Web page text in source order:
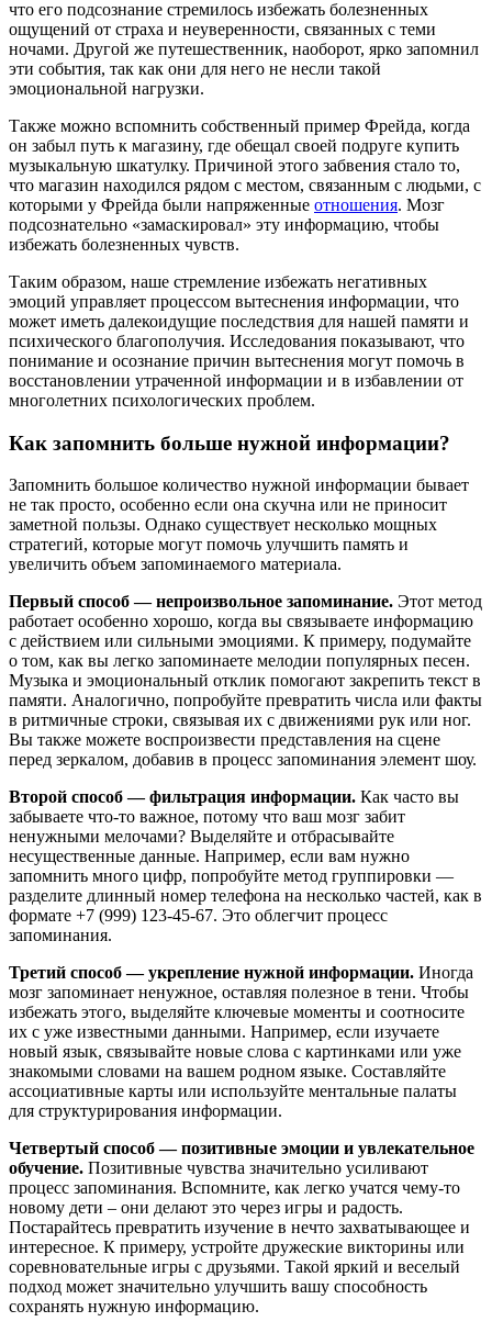
что его подсознание стремилось избежать болезненных
ощущений от страха и неуверенности, связанных с теми
ночами. Другой же путешественник, наоборот, ярко запомнил
эти события, так как они для него не несли такой
эмоциональной нагрузки.
Также можно вспомнить собственный пример Фрейда, когда
он забыл путь к магазину, где обещал своей подруге купить
музыкальную шкатулку. Причиной этого забвения стало то,
что магазин находился рядом с местом, связанным с людьми, с
которыми у Фрейда были напряженные отношения. Мозг
подсознательно «замаскировал» эту информацию, чтобы
избежать болезненных чувств.
Таким образом, наше стремление избежать негативных
эмоций управляет процессом вытеснения информации, что
может иметь далекоидущие последствия для нашей памяти и
психического благополучия. Исследования показывают, что
понимание и осознание причин вытеснения могут помочь в
восстановлении утраченной информации и в избавлении от
многолетних психологических проблем.
Как запомнить больше нужной информации?
Запомнить большое количество нужной информации бывает
не так просто, особенно если она скучна или не приносит
заметной пользы. Однако существует несколько мощных
стратегий, которые могут помочь улучшить память и
увеличить объем запоминаемого материала.
Первый способ — непроизвольное запоминание. Этот метод
работает особенно хорошо, когда вы связываете информацию
с действием или сильными эмоциями. К примеру, подумайте
о том, как вы легко запоминаете мелодии популярных песен.
Музыка и эмоциональный отклик помогают закрепить текст в
памяти. Аналогично, попробуйте превратить числа или факты
в ритмичные строки, связывая их с движениями рук или ног.
Вы также можете воспроизвести представления на сцене
перед зеркалом, добавив в процесс запоминания элемент шоу.
Второй способ — фильтрация информации. Как часто вы
забываете что-то важное, потому что ваш мозг забит
ненужными мелочами? Выделяйте и отбрасывайте
несущественные данные. Например, если вам нужно
запомнить много цифр, попробуйте метод группировки —
разделите длинный номер телефона на несколько частей, как в
формате +7 (999) 123-45-67. Это облегчит процесс
запоминания.
Третий способ — укрепление нужной информации. Иногда
мозг запоминает ненужное, оставляя полезное в тени. Чтобы
избежать этого, выделяйте ключевые моменты и соотносите
их с уже известными данными. Например, если изучаете
новый язык, связывайте новые слова с картинками или уже
знакомыми словами на вашем родном языке. Составляйте
ассоциативные карты или используйте ментальные палаты
для структурирования информации.
Четвертый способ — позитивные эмоции и увлекательное
обучение. Позитивные чувства значительно усиливают
процесс запоминания. Вспомните, как легко учатся чему-то
новому дети – они делают это через игры и радость.
Постарайтесь превратить изучение в нечто захватывающее и
интересное. К примеру, устройте дружеские викторины или
соревновательные игры с друзьями. Такой яркий и веселый
подход может значительно улучшить вашу способность
сохранять нужную информацию.